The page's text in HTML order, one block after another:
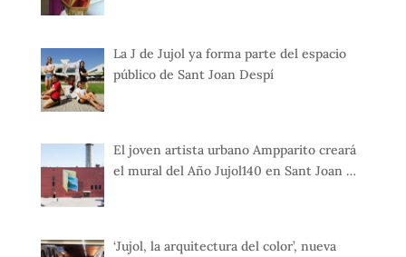
La J de Jujol ya forma parte del espacio
público de Sant Joan Despí
El joven artista urbano Ampparito creará
el mural del Año Jujol140 en Sant Joan …
‘Jujol, la arquitectura del color’, nueva